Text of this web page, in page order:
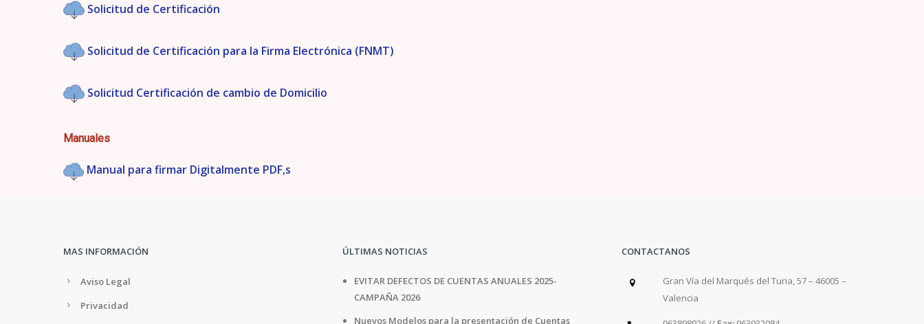
Solicitud de Certificación
Solicitud de Certificación para la Firma Electrónica (FNMT)
Solicitud Certificación de cambio de Domicilio
Manuales
Manual para firmar Digitalmente PDF,s
MAS INFORMACIÓN
Aviso Legal
Privacidad
ÚLTIMAS NOTICIAS
EVITAR DEFECTOS DE CUENTAS ANUALES 2025-
CAMPAÑA 2026
Nuevos Modelos para la presentación de Cuentas
CONTACTANOS
Gran Vía del Marqués del Turia, 57 – 46005 –
Valencia